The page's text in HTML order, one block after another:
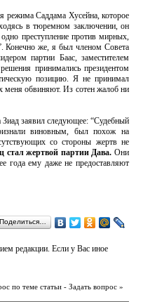
режима Саддама Хусейна, которое
в тюремном заключении, он
преступление против мирных,
Конечно же, я был членом Совета
партии Баас, заместителем
принимались президентом
позицию. Я не принимал
меня обвиняют. Из сотен жалоб ни
Зиад заявил следующее: “Судебный
виновным, был похож на
со стороны жертв не
стал жертвой партии Дава. Они
года ему даже не предоставляют
Поделиться…
редакции. Если у Вас иное
по теме статьи - Задать вопрос »